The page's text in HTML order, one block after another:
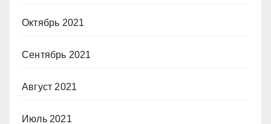
Октябрь 2021
Сентябрь 2021
Август 2021
Июль 2021